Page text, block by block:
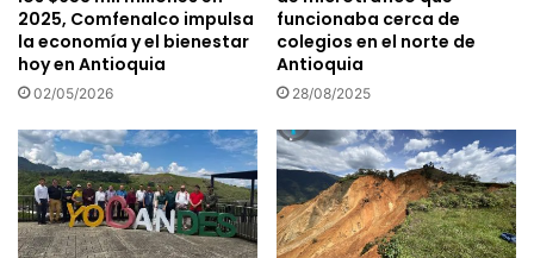
2025, Comfenalco impulsa
la economía y el bienestar
hoy en Antioquia
02/05/2026
funcionaba cerca de
colegios en el norte de
Antioquia
28/08/2025